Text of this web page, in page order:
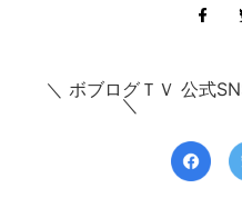
＼ ボブログＴＶ 公式